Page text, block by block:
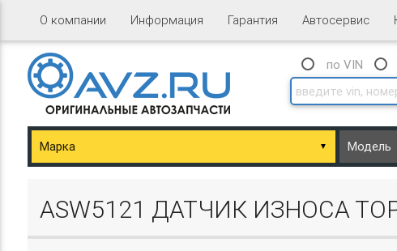
О компании Информация Гарантия Автосервис
по VIN
▼
ASW5121 ДАТЧИК ИЗНОСА